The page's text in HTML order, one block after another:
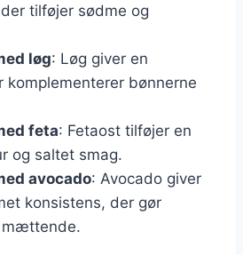
tilføjer sødme og
løg: Løg giver en
komplementerer bønnerne
feta: Fetaost tilføjer en
og saltet smag.
avocado: Avocado giver
konsistens, der gør
mættende.